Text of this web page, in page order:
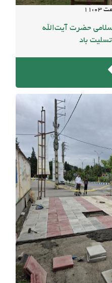
11:03
حضرت آیت‌الله
باد